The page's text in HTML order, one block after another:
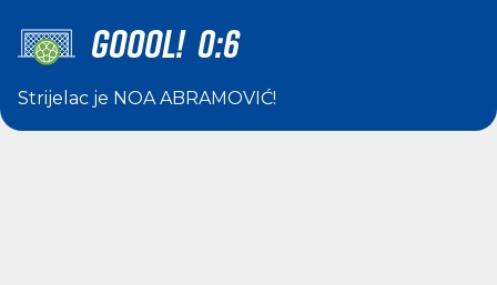
GOOOL! 0:6
Strijelac je NOA ABRAMOVIĆ!